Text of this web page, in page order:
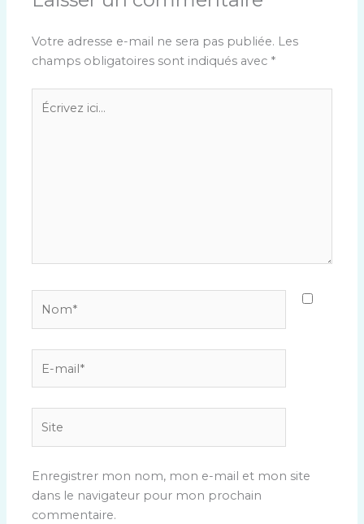
Votre adresse e-mail ne sera pas publiée. Les
champs obligatoires sont indiqués avec *
Écrivez
mail*
Enregistrer mon nom, mon e-mail et mon site
dans le navigateur pour mon prochain
commentaire.